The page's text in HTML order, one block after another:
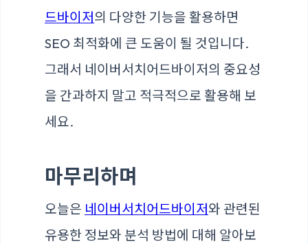
드바이저의 다양한 기능을 활용하면
SEO 최적화에 큰 도움이 될 것입니다.
그래서 네이버서치어드바이저의 중요성
을 간과하지 말고 적극적으로 활용해 보
세요.
마무리하며
오늘은 네이버서치어드바이저와 관련된
유용한 정보와 분석 방법에 대해 알아보